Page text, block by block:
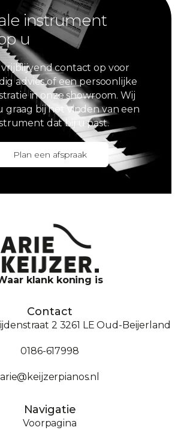
instrument
u
vrijblijvend contact op voor
advies of een persoonlijke
in onze showroom. Wij
graag bij het vinden van een
dat bij u past.
Plan een afspraak
klank koning is
Contact
2 3261 LE Oud-Beijerland
0186-617998
arie@keijzerpianos.nl
Navigatie
Voorpagina